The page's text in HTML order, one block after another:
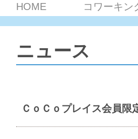
HOME コワーキン
ニュース
ＣｏＣｏプレイス会員限